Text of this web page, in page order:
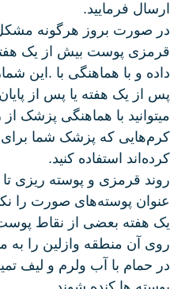
ارسال فرمایید.
در صورت بروز هرگونه
قرمزی پوست بیش از یک
داده و با هماهنگی با .این
پس از یک هفته یا پس از
میتوانید با هماهنگی پزشک
کرم‌هایی که پزشک شما برای
کرده‌اند استفاده کنید.
روند قرمزی و پوسته ریزی
عنوان پوسته‌های صورت را
یک هفته بعضی از نقاط
روی آن منطقه وازلین را
در حمام با آب ولرم و لیف